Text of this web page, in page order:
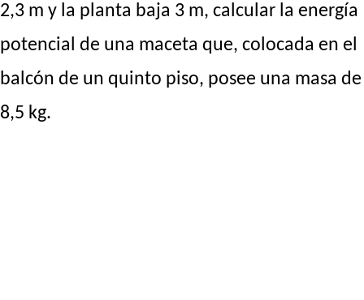
2,3 m y la planta baja 3 m, calcular la energía
potencial de una maceta que, colocada en el
balcón de un quinto piso, posee una masa de
8,5 kg.